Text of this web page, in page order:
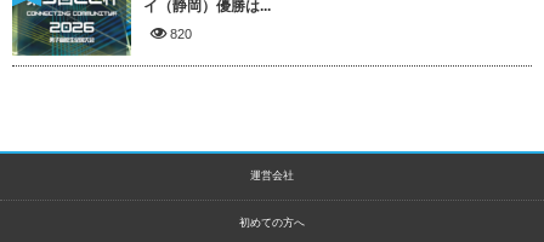
イ（静岡）優勝は...
820
運営会社
初めての方へ